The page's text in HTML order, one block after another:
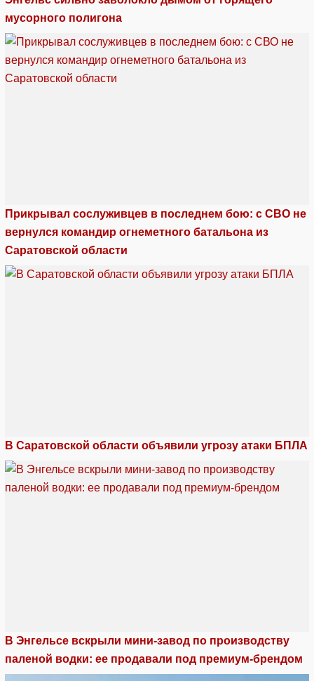
мусорного полигона
Прикрывал сослуживцев в последнем бою: с СВО не
вернулся командир огнеметного батальона из
Саратовской области
В Саратовской области объявили угрозу атаки БПЛА
В Энгельсе вскрыли мини-завод по производству
паленой водки: ее продавали под премиум-брендом